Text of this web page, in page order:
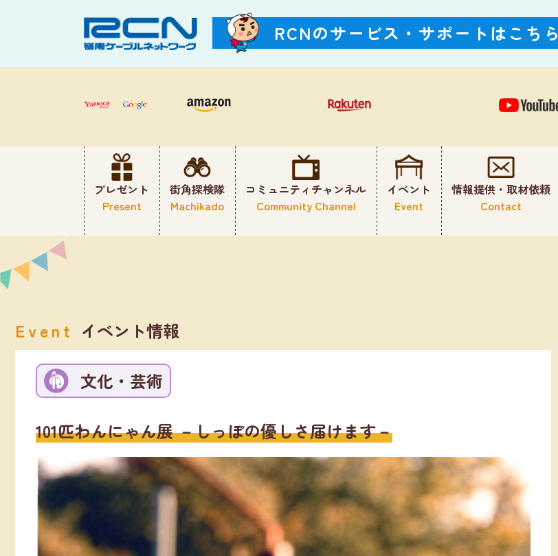
RCNのサービス・ サポートはこちら
プレゼント
Present
街角探検隊
Machikado
コミュニティチャンネル
Community Channel
イベント
Event
情報提供・取材依頼
Contact
Event イベント情報
文化・芸術
101匹わんにゃん展 －しっぽの優しさ届けます－